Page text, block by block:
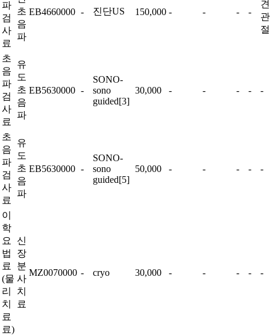
파
검
사
료
초
음
파
EB4660000 - 진단US 150,000 - - - -
견
관
절
초
음
파
검
사
료
유
도
초
음
파
EB5630000 -
SONO-
sono
guided[3]
30,000 - - - - -
초
음
파
검
사
료
유
도
초
음
파
EB5630000 -
SONO-
sono
guided[5]
50,000 - - - - -
이
학
요
법
료
(물
리
치
료
료)
신
장
분
사
치
료
MZ0070000 - cryo 30,000 - - - - -